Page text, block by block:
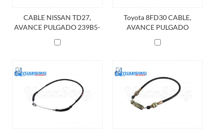
CABLE NISSAN TD27,
AVANCE PULGADO 239B5-
42501
Toyota 8FD30 CABLE,
AVANCE PULGADO